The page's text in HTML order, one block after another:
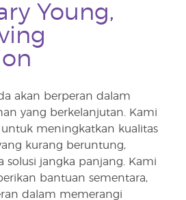
Young,
akan berperan dalam
yang berkelanjutan. Kami
untuk meningkatkan kualitas
kurang beruntung,
solusi jangka panjang. Kami
bantuan sementara,
dalam memerangi